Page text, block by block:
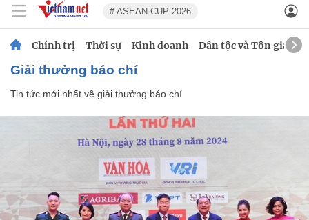
# ASEAN CUP 2026
Chính trị Thời sự Kinh doanh Dân tộc và Tôn giáo
giải thưởng báo chí
Tin tức mới nhất về giải thưởng báo chí